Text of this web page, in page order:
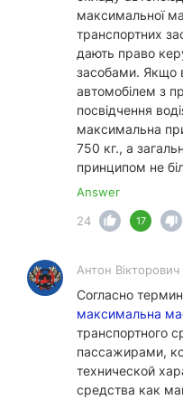
максимальної
транспортних
дають право
засобами. Якщо
автомобілем з
посвідчення
максимальна
750 кг., а
принципом не
Answer
24
17
Антон Вікторович
Согласно
максимальна
транспортного
пассажирами,
технической
средства как